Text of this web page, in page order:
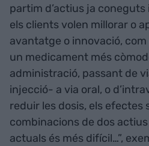
partim d’actius ja
els clients volen millorar o
avantatge o innovació,
un medicament més
administració, passant de
injecció- a via oral, o
reduir les dosis, els efectes
combinacions de dos
actuals és més difícil…”,